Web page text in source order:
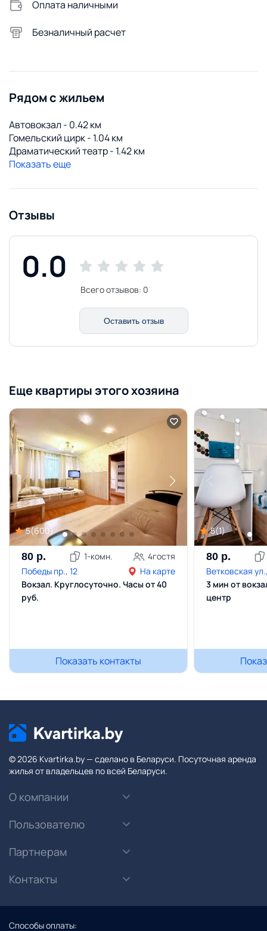
Оплата наличными
Безналичный расчет
Рядом с жильем
Автовокзал - 0.42 км
Гомельский цирк - 1.04 км
Драматический театр - 1.42 км
Показать еще
Отзывы
0.0
Всего отзывов: 0
Оставить отзыв
Еще квартиры этого хозяина
5(600)
80 р. 1-комн. 4гостя
Победы пр., 12
На карте
Вокзал. Круглосуточно. Часы от 40
руб.
Показать контакты
5(1)
80 р.
Ветковская
3 мин от
центр
© 2026 Kvartirka.by — сделано в Беларуси. Посуточная аренда
жилья от владельцев по всей Беларуси.
О компании
Пользователю
Партнерам
Контакты
Способы оплаты: